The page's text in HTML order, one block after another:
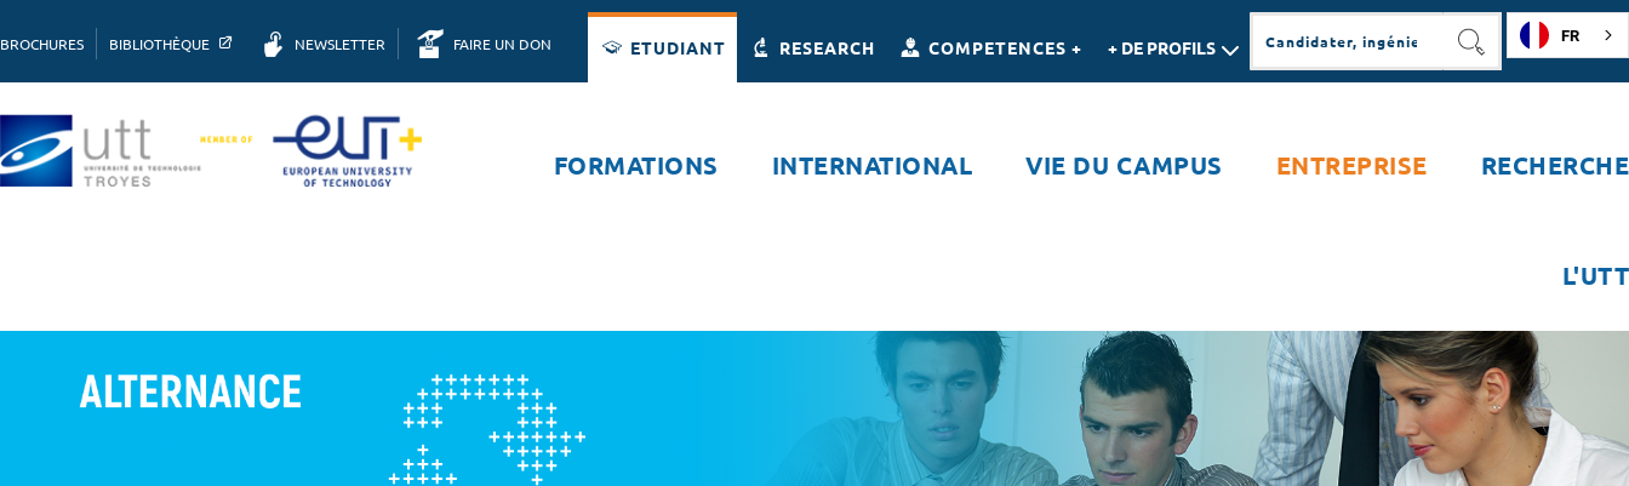
BROCHURES BIBLIOTHÈQUE NEWSLETTER FAIRE UN DON ETUDIANT RESEARCH COMPETENCES + + DE PROFILS
RECHERCHER
FR
FORMATIONS INTERNATIONAL VIE DU CAMPUS ENTREPRISE RECHERCHE
L'UTT